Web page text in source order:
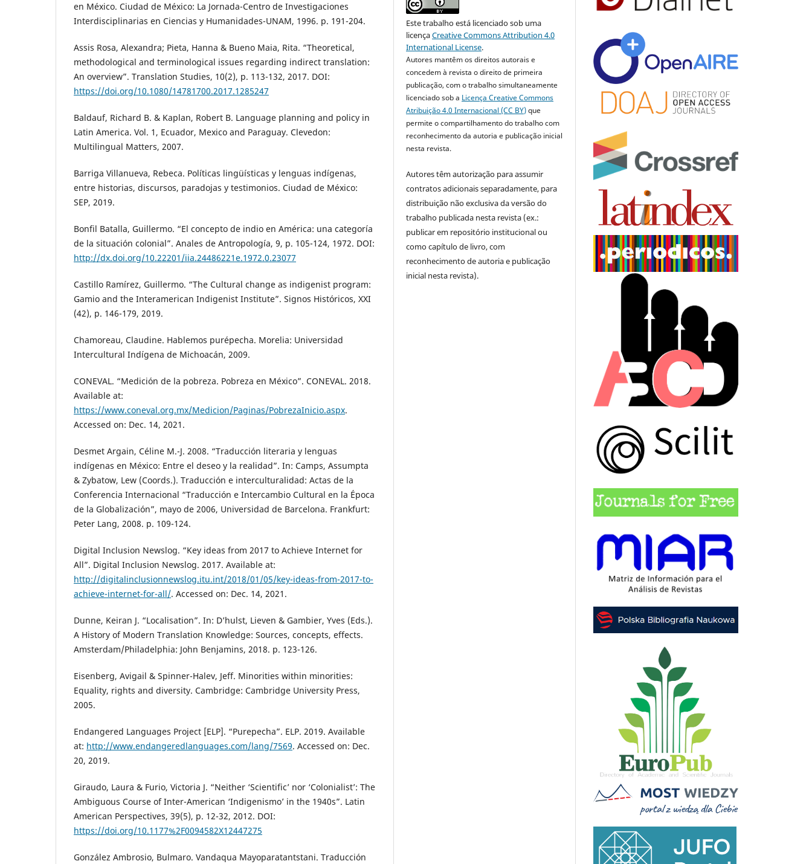
en México. Ciudad de México: La Jornada-Centro de Investigaciones
Interdisciplinarias en Ciencias y Humanidades-UNAM, 1996. p. 191-204.
Assis Rosa, Alexandra; Pieta, Hanna & Bueno Maia, Rita. “Theoretical,
methodological and terminological issues regarding indirect translation:
An overview”. Translation Studies, 10(2), p. 113-132, 2017. DOI:
https://doi.org/10.1080/14781700.2017.1285247
Baldauf, Richard B. & Kaplan, Robert B. Language planning and policy in
Latin America. Vol. 1, Ecuador, Mexico and Paraguay. Clevedon:
Multilingual Matters, 2007.
Barriga Villanueva, Rebeca. Políticas lingüísticas y lenguas indígenas,
entre historias, discursos, paradojas y testimonios. Ciudad de México:
SEP, 2019.
Bonfil Batalla, Guillermo. “El concepto de indio en América: una categoría
de la situación colonial”. Anales de Antropología, 9, p. 105-124, 1972. DOI:
http://dx.doi.org/10.22201/iia.24486221e.1972.0.23077
Castillo Ramírez, Guillermo. “The Cultural change as indigenist program:
Gamio and the Interamerican Indigenist Institute”. Signos Históricos, XXI
(42), p. 146-179, 2019.
Chamoreau, Claudine. Hablemos purépecha. Morelia: Universidad
Intercultural Indígena de Michoacán, 2009.
CONEVAL. “Medición de la pobreza. Pobreza en México”. CONEVAL. 2018.
Available at:
https://www.coneval.org.mx/Medicion/Paginas/PobrezaInicio.aspx.
Accessed on: Dec. 14, 2021.
Desmet Argain, Céline M.-J. 2008. “Traducción literaria y lenguas
indígenas en México: Entre el deseo y la realidad”. In: Camps, Assumpta
& Zybatow, Lew (Coords.). Traducción e interculturalidad: Actas de la
Conferencia Internacional “Traducción e Intercambio Cultural en la Época
de la Globalización”, mayo de 2006, Universidad de Barcelona. Frankfurt:
Peter Lang, 2008. p. 109-124.
Digital Inclusion Newslog. “Key ideas from 2017 to Achieve Internet for
All”. Digital Inclusion Newslog. 2017. Available at:
http://digitalinclusionnewslog.itu.int/2018/01/05/key-ideas-from-2017-to-
achieve-internet-for-all/. Accessed on: Dec. 14, 2021.
Dunne, Keiran J. “Localisation”. In: D’hulst, Lieven & Gambier, Yves (Eds.).
A History of Modern Translation Knowledge: Sources, concepts, effects.
Amsterdam/Philadelphia: John Benjamins, 2018. p. 123-126.
Eisenberg, Avigail & Spinner-Halev, Jeff. Minorities within minorities:
Equality, rights and diversity. Cambridge: Cambridge University Press,
2005.
Endangered Languages Project [ELP]. “Purepecha”. ELP. 2019. Available
at: http://www.endangeredlanguages.com/lang/7569. Accessed on: Dec.
20, 2019.
Giraudo, Laura & Furio, Victoria J. “Neither ‘Scientific’ nor ‘Colonialist’: The
Ambiguous Course of Inter-American ‘Indigenismo’ in the 1940s”. Latin
American Perspectives, 39(5), p. 12-32, 2012. DOI:
https://doi.org/10.1177%2F0094582X12447275
González Ambrosio, Bulmaro. Vandaqua Mayoparatantstani. Traducción
Este trabalho está licenciado sob uma
licençaCreative Commons Attribution 4.0
International License.
Autores mantêm os direitos autorais e
concedem à revista o direito de primeira
publicação, com o trabalho simultaneamente
licenciado sob a Licença Creative Commons
Atribuição 4.0 Internacional (CC BY)que
permite o compartilhamento do trabalho com
reconhecimento da autoria e publicação inicial
nesta revista.
Autores têm autorização para assumir
contratos adicionais separadamente, para
distribuição não exclusiva da versão do
trabalho publicada nesta revista (ex.:
publicar em repositório institucional ou
como capítulo de livro, com
reconhecimento de autoria e publicação
inicial nesta revista).